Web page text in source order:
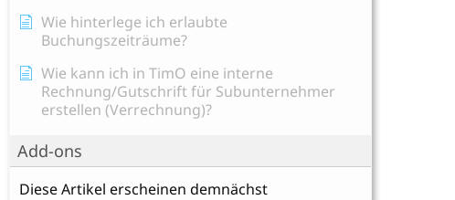
Wie hinterlege ich erlaubte
Buchungszeiträume?
Wie kann ich in TimO eine interne
Rechnung/Gutschrift für Subunternehmer
erstellen (Verrechnung)?
Add-ons
Diese Artikel erscheinen demnächst